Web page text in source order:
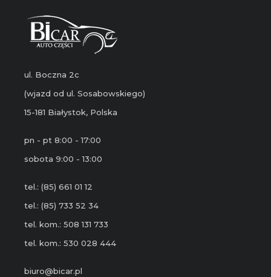
ul. Boczna 2c
(wjazd od ul. Sosabowskiego)
15-181 Białystok, Polska
pn - pt 8:00 - 17:00
sobota 9:00 - 13:00
tel.: (85) 661 01 12
tel.: (85) 733 52 34
tel. kom.: 508 131 733
tel. kom.: 530 028 444
biuro@bicar.pl